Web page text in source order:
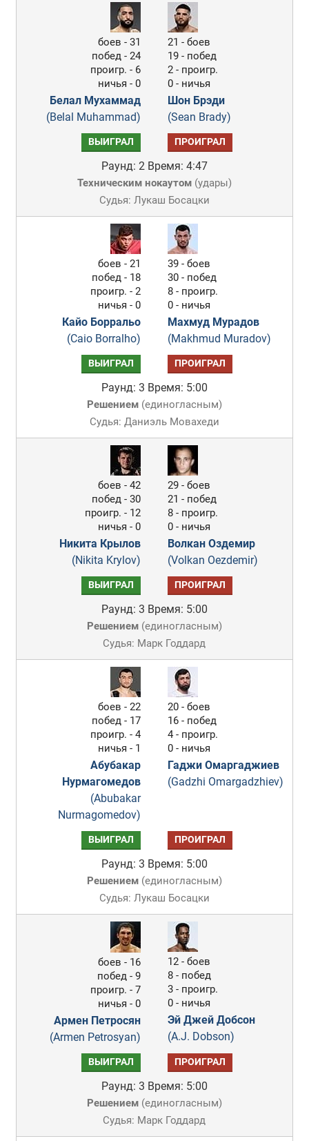
боев - 31
побед - 24
проигр. - 6
ничья - 0
Белал Мухаммад
(Belal Muhammad)
21 - боев
19 - побед
2 - проигр.
0 - ничья
Шон Брэди
(Sean Brady)
ВЫИГРАЛ ПРОИГРАЛ
Раунд: 2 Время: 4:47
Техническим нокаутом(удары)
Судья: Лукаш Босацки
боев - 21
побед - 18
проигр. - 2
ничья - 0
Кайо Борральо
(Caio Borralho)
39 - боев
30 - побед
8 - проигр.
0 - ничья
Махмуд Мурадов
(Makhmud Muradov)
ВЫИГРАЛ ПРОИГРАЛ
Раунд: 3 Время: 5:00
Решением(единогласным)
Судья: Даниэль Мовахеди
боев - 42
побед - 30
проигр. - 12
ничья - 0
Никита Крылов
(Nikita Krylov)
29 - боев
21 - побед
8 - проигр.
0 - ничья
Волкан Оздемир
(Volkan Oezdemir)
ВЫИГРАЛ ПРОИГРАЛ
Раунд: 3 Время: 5:00
Решением(единогласным)
Судья: Марк Годдард
боев - 22
побед - 17
проигр. - 4
ничья - 1
Абубакар
Нурмагомедов
(Abubakar
Nurmagomedov)
20 - боев
16 - побед
4 - проигр.
0 - ничья
Гаджи Омаргаджиев
(Gadzhi Omargadzhiev)
ВЫИГРАЛ ПРОИГРАЛ
Раунд: 3 Время: 5:00
Решением(единогласным)
Судья: Лукаш Босацки
боев - 16
побед - 9
проигр. - 7
ничья - 0
Армен Петросян
(Armen Petrosyan)
12 - боев
8 - побед
3 - проигр.
0 - ничья
Эй Джей Добсон
(A.J. Dobson)
ВЫИГРАЛ ПРОИГРАЛ
Раунд: 3 Время: 5:00
Решением(единогласным)
Судья: Марк Годдард